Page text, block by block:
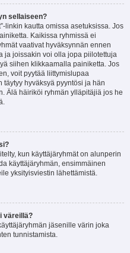
sellaiseen?
linkin kautta omissa asetuksissa. Jos
Kaikissa ryhmissä ei
vaativat hyväksynnän ennen
ja joissakin voi olla jopa piilotettuja
siihen klikkaamalla painiketta. Jos
voit pyytää liittymislupaa
hyväksyä pyyntösi ja hän
Älä häiriköi ryhmän ylläpitäjiä jos he
kun käyttäjäryhmät on alunperin
käyttäjäryhmän, ensimmäinen
yksityisviestin lähettämistä.
väreillä?
jäsenille värin joka
tunnistamista.